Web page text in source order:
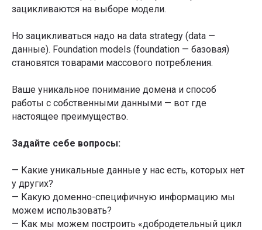
зацикливаются на выборе модели.
Но зацикливаться надо на data strategy (data —
данные). Foundation models (foundation — базовая)
становятся товарами массового потребления.
Ваше уникальное понимание домена и способ
работы с собственными данными — вот где
настоящее преимущество.
Задайте себе вопросы:
— Какие уникальные данные у нас есть, которых нет
у других?
— Какую доменно-специфичную информацию мы
можем использовать?
— Как мы можем построить «добродетельный цикл
Подписывайтесь на
рассылку со статьями,
которую читают лидеры
Я даюСогласие на обработку перс.данных
Согласие на получение информационно-
Телеграм-канал Product Lab